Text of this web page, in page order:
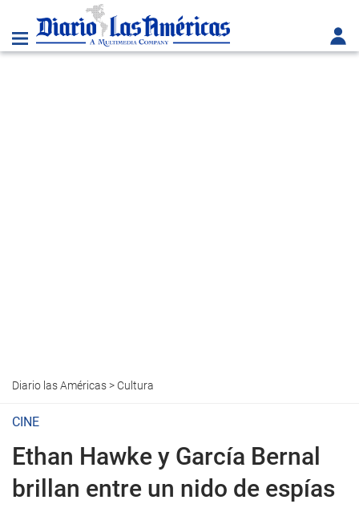
Diario las Américas> Cultura
CINE
Ethan Hawke y García Bernal
brillan entre un nido de espías